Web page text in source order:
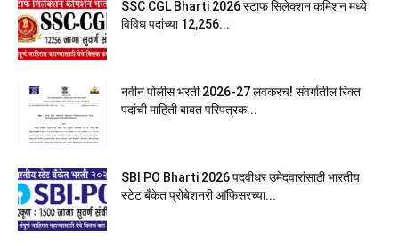
SSC CGL Bharti 2026 स्टाफ सिलेक्शन कमिशन मध्ये
विविध पदांच्या 12,256...
नवीन पोलीस भरती 2026-27 लवकरच! संवर्गातील रिक्त
पदांची माहिती बाबत परिपत्रक...
SBI PO Bharti 2026 पदवीधर उमेदवारांसाठी भारतीय
स्टेट बँकेत प्रोबेशनरी आ‍ॅफिसरच्या...